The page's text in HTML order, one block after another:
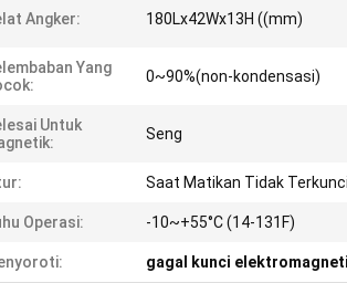
Angker: 180Lx42Wx13H ((mm)
Yang
0~90%(non-kondensasi)
Untuk
Seng
Saat Matikan Tidak Terkunci
Operasi: -10~+55°C (14-131F)
gagal kunci